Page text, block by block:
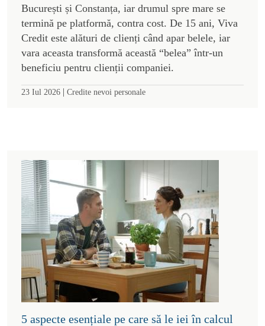
București și Constanța, iar drumul spre mare se
termină pe platformă, contra cost. De 15 ani, Viva
Credit este alături de clienți când apar belele, iar
vara aceasta transformă această “belea” într-un
beneficiu pentru clienții companiei.
23 Iul 2026 | Credite nevoi personale
5 aspecte esențiale pe care să le iei în calcul